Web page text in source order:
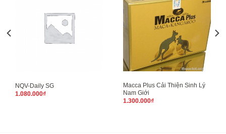
NQV-Daily SG
1.080.000₫
Macca Plus Cải Thiện Sinh Lý
Nam Giới
1.300.000₫